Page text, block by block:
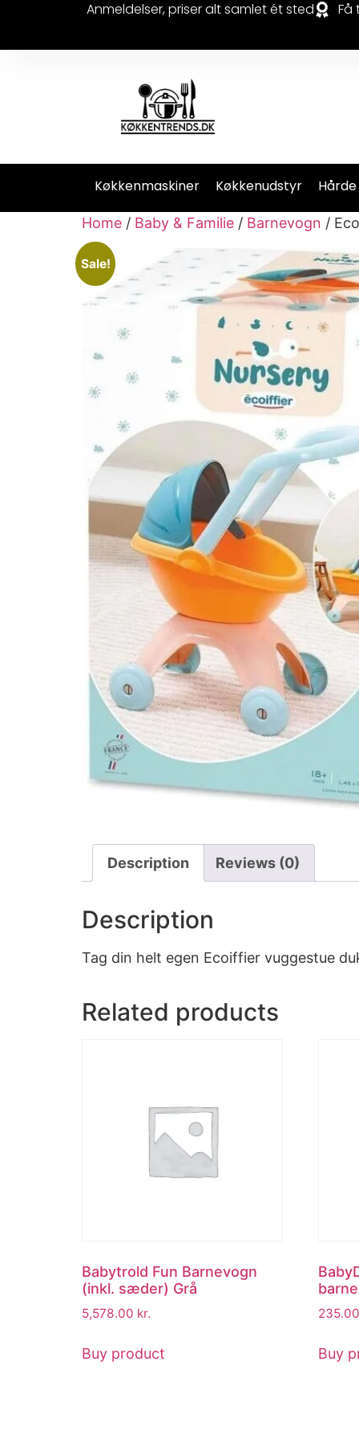
Anmeldelser, priser alt samlet ét sted Få
Køkkenmaskiner Køkkenudstyr
Home / Baby & Familie / Barnevogn /
Sale!
Description Reviews (0)
Description
Tag din helt egen Ecoiffier vuggestue
Related products
Babytrold Fun Barnevogn
(inkl. sæder) Grå
5,578.00 kr.
Buy product
235.00
Buy